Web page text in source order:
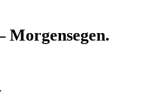
Morgensegen.